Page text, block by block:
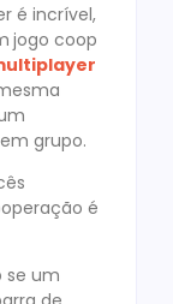
é incrível,
jogo coop
grupo.
é
se um